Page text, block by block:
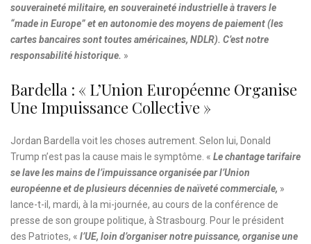
souveraineté militaire, en souveraineté industrielle à travers le
“made in Europe” et en autonomie des moyens de paiement (les
cartes bancaires sont toutes américaines, NDLR). C’est notre
responsabilité historique. »
Bardella : « L’Union Européenne Organise
Une Impuissance Collective »
Jordan Bardella voit les choses autrement. Selon lui, Donald
Trump n’est pas la cause mais le symptôme. « Le chantage tarifaire
se lave les mains de l’impuissance organisée par l’Union
européenne et de plusieurs décennies de naïveté commerciale, »
lance-t-il, mardi, à la mi-journée, au cours de la conférence de
presse de son groupe politique, à Strasbourg. Pour le président
des Patriotes, « l’UE, loin d’organiser notre puissance, organise une